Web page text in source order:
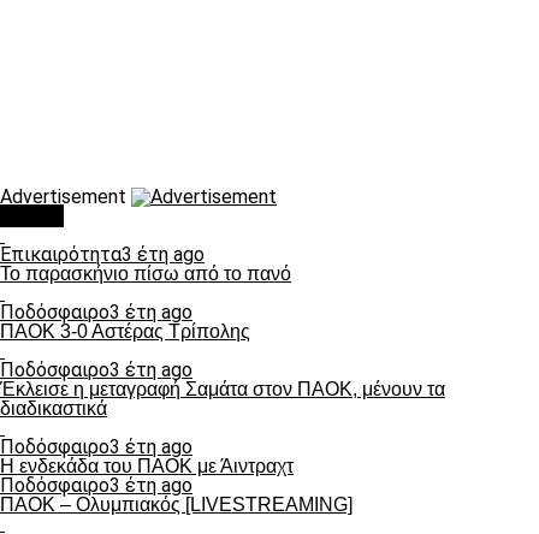
Advertisement
Επικαιρότητα3 έτη ago
Το παρασκήνιο πίσω από το πανό
Ποδόσφαιρο3 έτη ago
ΠΑΟΚ 3-0 Αστέρας Τρίπολης
Ποδόσφαιρο3 έτη ago
Έκλεισε η μεταγραφή Σαμάτα στον ΠΑΟΚ, μένουν τα
διαδικαστικά
Ποδόσφαιρο3 έτη ago
Η ενδεκάδα του ΠΑΟΚ με Άιντραχτ
Ποδόσφαιρο3 έτη ago
ΠΑΟΚ – Ολυμπιακός [LIVESTREAMING]